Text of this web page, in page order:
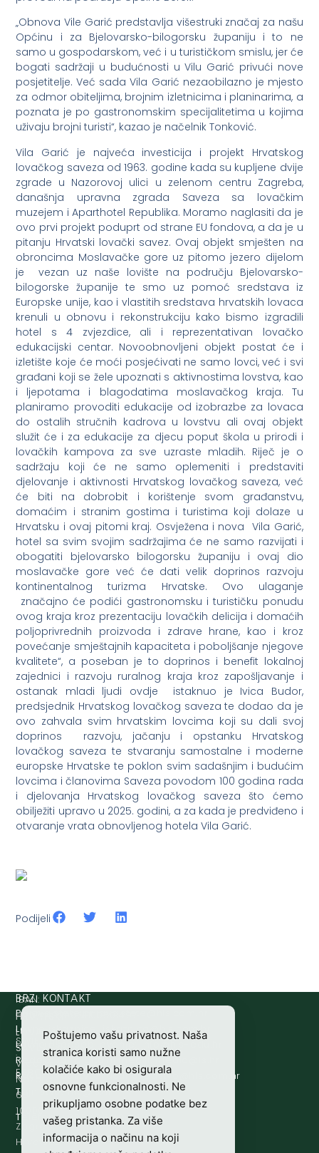
„Obnova Vile Garić predstavlja višestruki značaj za našu
Općinu i za Bjelovarsko-bilogorsku županiju i to ne
samo u gospodarskom, već i u turističkom smislu, jer će
bogati sadržaji u budućnosti u Vilu Garić privući nove
posjetitelje. Već sada Vila Garić nezaobilazno je mjesto
za odmor obiteljima, brojnim izletnicima i planinarima, a
poznata je po gastronomskim specijalitetima u kojima
uživaju brojni turisti“, kazao je načelnik Tonković.
Vila Garić je najveća investicija i projekt Hrvatskog
lovačkog saveza od 1963. godine kada su kupljene dvije
zgrade u Nazorovoj ulici u zelenom centru Zagreba,
današnja upravna zgrada Saveza sa lovačkim
muzejem i Aparthotel Republika. Moramo naglasiti da je
ovo prvi projekt poduprt od strane EU fondova, a da je u
pitanju Hrvatski lovački savez. Ovaj objekt smješten na
obroncima Moslavačke gore uz pitomo jezero dijelom
je vezan uz naše lovište na području Bjelovarsko-
bilogorske županije te smo uz pomoć sredstava iz
Europske unije, kao i vlastitih sredstava hrvatskih lovaca
krenuli u obnovu i rekonstrukciju kako bismo izgradili
hotel s 4 zvjezdice, ali i reprezentativan lovačko
edukacijski centar. Novoobnovljeni objekt postat će i
izletište koje će moći posjećivati ne samo lovci, već i svi
građani koji se žele upoznati s aktivnostima lovstva, kao
i ljepotama i blagodatima moslavačkog kraja. Tu
planiramo provoditi edukacije od izobrazbe za lovaca
do ostalih stručnih kadrova u lovstvu ali ovaj objekt
služit će i za edukacije za djecu poput škola u prirodi i
lovačkih kampova za sve uzraste mladih. Riječ je o
sadržaju koji će ne samo oplemeniti i predstaviti
djelovanje i aktivnosti Hrvatskog lovačkog saveza, već
će biti na dobrobit i korištenje svom građanstvu,
domaćim i stranim gostima i turistima koji dolaze u
Hrvatsku i ovaj pitomi kraj. Osvježena i nova Vila Garić,
hotel sa svim svojim sadržajima će ne samo razvijati i
obogatiti bjelovarsko bilogorsku županiju i ovaj dio
moslavačke gore već će dati velik doprinos razvoju
kontinentalnog turizma Hrvatske. Ovo ulaganje
značajno će podići gastronomsku i turističku ponudu
ovog kraja kroz prezentaciju lovačkih delicija i domaćih
poljoprivrednih proizvoda i zdrave hrane, kao i kroz
povećanje smještajnih kapaciteta i poboljšanje njegove
kvalitete“, a poseban je to doprinos i benefit lokalnoj
zajednici i razvoju ruralnog kraja kroz zapošljavanje i
ostanak mladi ljudi ovdje istaknuo je Ivica Budor,
predsjednik Hrvatskog lovačkog saveza te dodao da je
ovo zahvala svim hrvatskim lovcima koji su dali svoj
doprinos razvoju, jačanju i opstanku Hrvatskog
lovačkog saveza te stvaranju samostalne i moderne
europske Hrvatske te poklon svim sadašnjim i budućim
lovcima i članovima Saveza povodom 100 godina rada
i djelovanja Hrvatskog lovačkog saveza što ćemo
obilježiti upravo u 2025. godini, a za kada je predviđeno i
otvaranje vrata obnovljenog hotela Vila Garić.
Podijeli
HRVATSKI
LOVAČKI
SAVEZ
Vladimira
Nazora
63
10000
Zagreb,
Hrvatska
IBAN:
HR8124020061100501497
SWIFT/BIC
:
ESBCHR22
BRZI KONTAKT
Prijava štete:
Lovne iskaznice:
rh.moc.slh
@acinzaksi
Lovno osposobljavanje:
rh.ude-slh
@ofni
Redakcija/ digitalni mediji:@aidem
Računovodstvo:
rh.moc.slh
@ovtsdovonucar
Tajništvo:
rh.sl
@slh
Telefon: +385 (0)1 48 34 560
Poštujemo vašu privatnost. Naša
stranica koristi samo nužne
kolačiće kako bi osigurala
osnovne funkcionalnosti. Ne
prikupljamo osobne podatke bez
vašeg pristanka. Za više
informacija o načinu na koji